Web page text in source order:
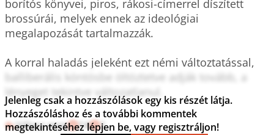
borítós könyvei, piros, rákosi-címerrel díszített
brossúrái, melyek ennek az ideológiai
megalapozását tartalmazzák.
A korral haladás jeleként ezt némi változtatással,
balliberális köntösbe öltöztetve adják tovább, a
lényeget tekintve változatlanul.
Válasz erre 14 1
Jelenleg csak a hozzászólások egy kis részét látja.
Hozzászóláshoz és a további kommentek
megtekintéséhez lépjen be, vagy regisztráljon!